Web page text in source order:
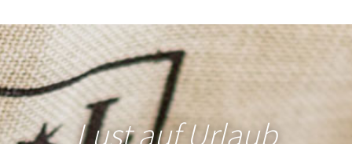
Lust auf Urlaub